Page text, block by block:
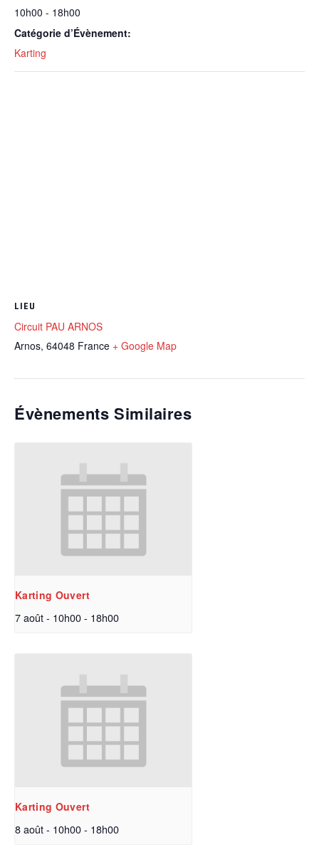
10h00 - 18h00
Catégorie d’Évènement:
Karting
LIEU
Circuit PAU ARNOS
Arnos, 64048 France + Google Map
Évènements Similaires
Karting Ouvert
7 août - 10h00- 18h00
Karting Ouvert
8 août - 10h00- 18h00